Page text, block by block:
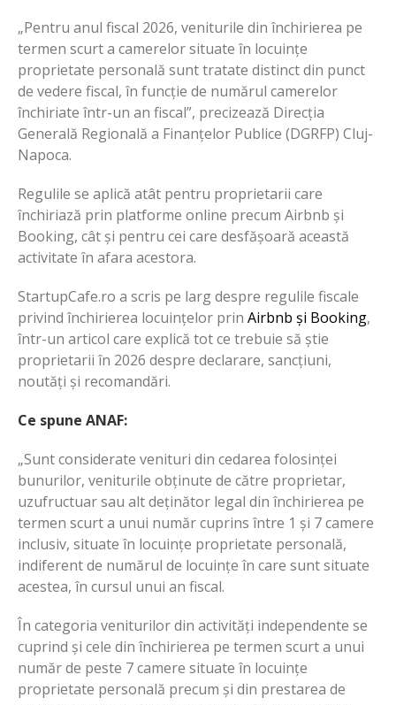
„Pentru anul fiscal 2026, veniturile din închirierea pe
termen scurt a camerelor situate în locuințe
proprietate personală sunt tratate distinct din punct
de vedere fiscal, în funcție de numărul camerelor
închiriate într-un an fiscal”, precizează Direcția
Generală Regională a Finanțelor Publice (DGRFP) Cluj-
Napoca.
Regulile se aplică atât pentru proprietarii care
închiriază prin platforme online precum Airbnb și
Booking, cât și pentru cei care desfășoară această
activitate în afara acestora.
StartupCafe.ro a scris pe larg despre regulile fiscale
privind închirierea locuințelor prin Airbnb și Booking,
într-un articol care explică tot ce trebuie să știe
proprietarii în 2026 despre declarare, sancțiuni,
noutăți și recomandări.
Ce spune ANAF:
„Sunt considerate venituri din cedarea folosinței
bunurilor, veniturile obținute de către proprietar,
uzufructuar sau alt deținător legal din închirierea pe
termen scurt a unui număr cuprins între 1 și 7 camere
inclusiv, situate în locuințe proprietate personală,
indiferent de numărul de locuințe în care sunt situate
acestea, în cursul unui an fiscal.
În categoria veniturilor din activități independente se
cuprind și cele din închirierea pe termen scurt a unui
număr de peste 7 camere situate în locuințe
proprietate personală precum și din prestarea de